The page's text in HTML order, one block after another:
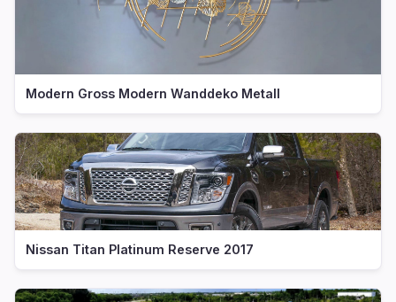
Modern Gross Modern Wanddeko Metall
Nissan Titan Platinum Reserve 2017